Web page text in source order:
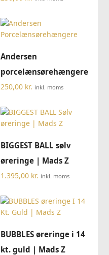
Andersen
porcelænsørehængere
250,00 kr. inkl. moms
BIGGEST BALL sølv
øreringe | Mads Z
1.395,00 kr. inkl. moms
BUBBLES øreringe i 14
kt. guld | Mads Z